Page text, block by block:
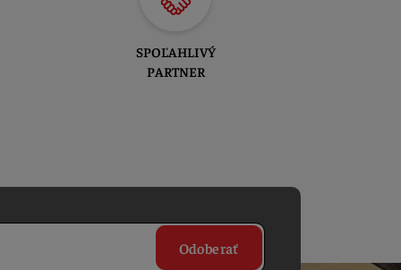
SPOĽAHLIVÝ
PARTNER
Odoberať